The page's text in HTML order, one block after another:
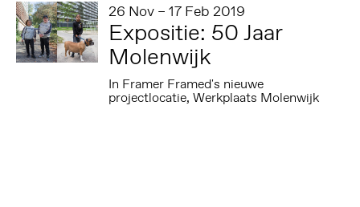
26 Nov – 17 Feb 2019
Expositie: 50 Jaar
Molenwijk
In Framer Framed's nieuwe
projectlocatie, Werkplaats Molenwijk